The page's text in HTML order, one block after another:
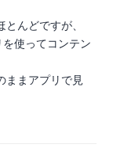
んどですが、
使ってコンテン
ままアプリで見